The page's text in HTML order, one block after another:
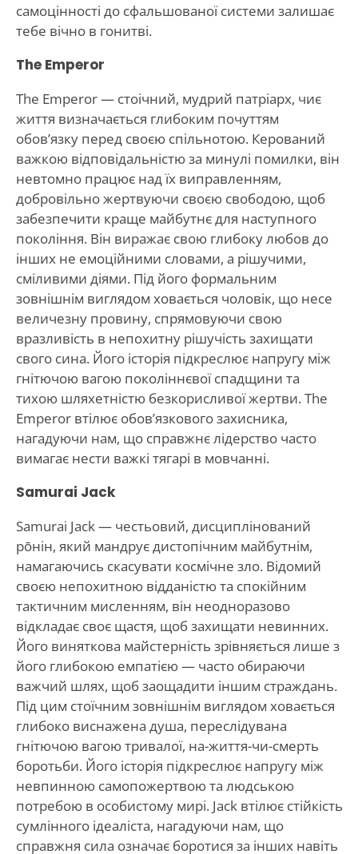
самоцінності до сфальшованої системи залишає
тебе вічно в гонитві.
The Emperor
The Emperor — стоічний, мудрий патріарх, чиє
життя визначається глибоким почуттям
обов’язку перед своєю спільнотою. Керований
важкою відповідальністю за минулі помилки, він
невтомно працює над їх виправленням,
добровільно жертвуючи своєю свободою, щоб
забезпечити краще майбутнє для наступного
покоління. Він виражає свою глибоку любов до
інших не емоційними словами, а рішучими,
сміливими діями. Під його формальним
зовнішнім виглядом ховається чоловік, що несе
величезну провину, спрямовуючи свою
вразливість в непохитну рішучість захищати
свого сина. Його історія підкреслює напругу між
гнітючою вагою поколіннєвої спадщини та
тихою шляхетністю безкорисливої жертви. The
Emperor втілює обов’язкового захисника,
нагадуючи нам, що справжнє лідерство часто
вимагає нести важкі тягарі в мовчанні.
Samurai Jack
Samurai Jack — честьовий, дисциплінований
рōнін, який мандрує дистопічним майбутнім,
намагаючись скасувати космічне зло. Відомий
своєю непохитною відданістю та спокійним
тактичним мисленням, він неодноразово
відкладає своє щастя, щоб захищати невинних.
Його виняткова майстерність зрівняється лише з
його глибокою емпатією — часто обираючи
важчий шлях, щоб заощадити іншим страждань.
Під цим стоїчним зовнішнім виглядом ховається
глибоко виснажена душа, переслідувана
гнітючою вагою тривалої, на-життя-чи-смерть
боротьби. Його історія підкреслює напругу між
невпинною самопожертвою та людською
потребою в особистому мирі. Jack втілює стійкість
сумлінного ідеаліста, нагадуючи нам, що
справжня сила означає боротися за інших навіть